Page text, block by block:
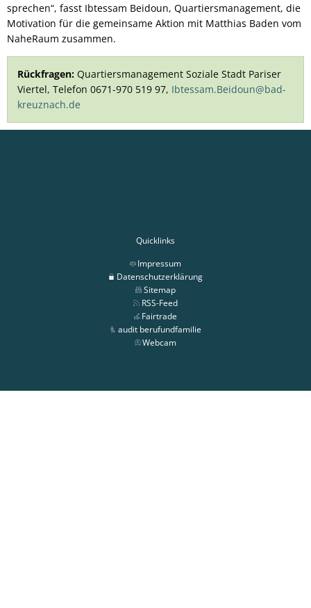
sprechen“, fasst Ibtessam Beidoun, Quartiersmanagement, die
Motivation für die gemeinsame Aktion mit Matthias Baden vom
NaheRaum zusammen.
Rückfragen: Quartiersmanagement Soziale Stadt Pariser
Viertel, Telefon 0671-970 519 97, Ibtessam.Beidoun@bad-
kreuznach.de
Quicklinks
Impressum
Datenschutzerklärung
Sitemap
RSS-Feed
Fairtrade
audit berufundfamilie
Webcam